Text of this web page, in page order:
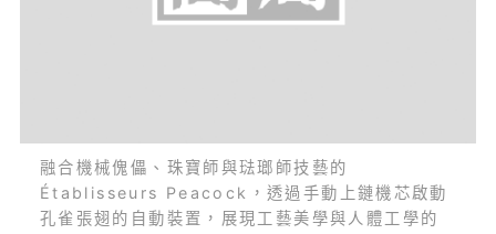
融合機械傀儡、珠寶師與琺瑯師技藝的
Établisseurs Peacock，透過手動上鏈機芯啟動
孔雀張翅的自動裝置，展現工藝美學與人體工學的